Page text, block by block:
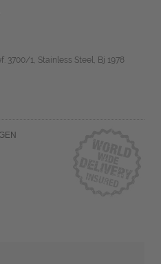
3700/1, Stainless Steel, Bj 1978